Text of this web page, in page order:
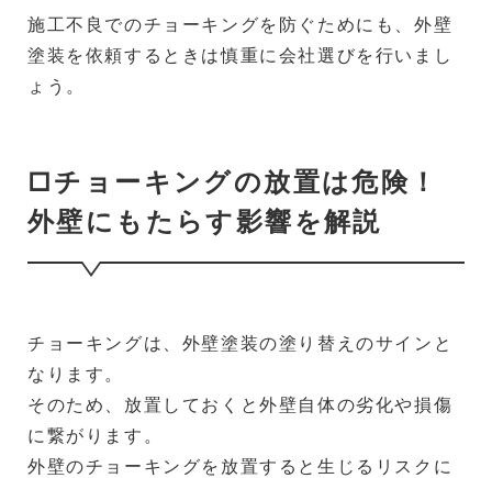
施工不良でのチョーキングを防ぐためにも、外壁
塗装を依頼するときは慎重に会社選びを行いまし
ょう。
□チョーキングの放置は危険！
外壁にもたらす影響を解説
チョーキングは、外壁塗装の塗り替えのサインと
なります。
そのため、放置しておくと外壁自体の劣化や損傷
に繋がります。
外壁のチョーキングを放置すると生じるリスクに